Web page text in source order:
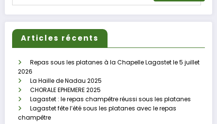
Articles récents
Repas sous les platanes à la Chapelle Lagastet le 5 juillet
2026
La Haille de Nadau 2025
CHORALE EPHEMERE 2025
Lagastet : le repas champêtre réussi sous les platanes
Lagastet fête l’été sous les platanes avec le repas
champêtre